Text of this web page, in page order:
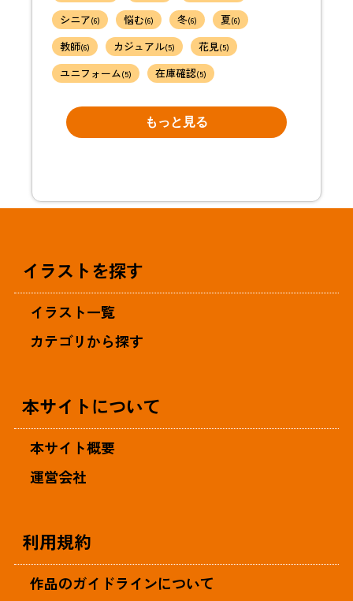
シニア(6) 悩む(6) 冬(6) 夏(6)
教師(6) カジュアル(5) 花見(5)
ユニフォーム(5) 在庫確認(5)
もっと見る
イラストを探す
イラスト一覧
カテゴリから探す
本サイトについて
本サイト概要
運営会社
利用規約
作品のガイドラインについて